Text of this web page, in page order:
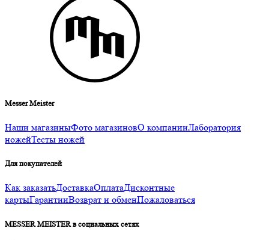
Messer Meister
Наши магазиныФото магазиновО компанииЛаборатория
ножейТесты ножей
Для покупателей
Как заказатьДоставкаОплатаДисконтные
картыГарантииВозврат и обменПожаловаться
MESSER MEISTER в социальных сетях